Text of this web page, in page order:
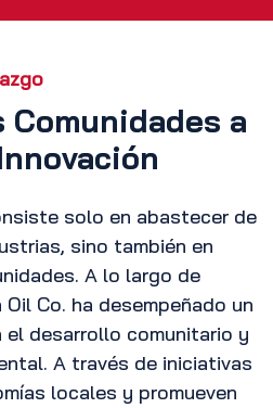
a
solo en abastecer de
sino también en
A lo largo de
Co. ha desempeñado un
desarrollo comunitario y
A través de iniciativas
locales y promueven